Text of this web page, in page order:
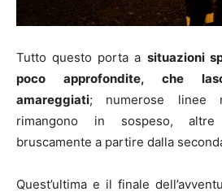
Tutto questo porta a situazioni
poco approfondite, che
amareggiati; numerose linee
rimangono in sospeso, altre
bruscamente a partire dalla
Quest’ultima e il finale